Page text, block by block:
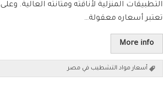
التطبيقات المنزلية لأناقته ومتانته العالية.
تعتبر أسعاره معقولة…
More info
أسعار مواد التشطيب في مصر